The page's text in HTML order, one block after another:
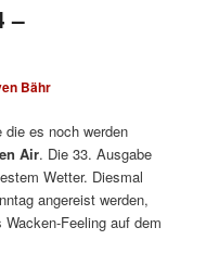
–
Bähr
es noch werden
Air. Die 33. Ausgabe
Wetter. Diesmal
angereist werden,
Feeling auf dem